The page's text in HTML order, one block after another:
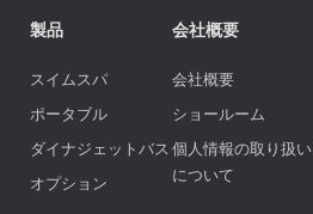
製品
スイムスパ
ポータブル
ダイナジェットバス
オプション
会社概要
会社概要
ショールーム
個人情報の取り扱い
について